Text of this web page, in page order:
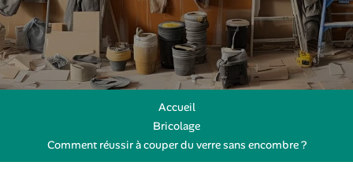
Accueil
Bricolage
Comment réussir à couper du verre sans encombre ?